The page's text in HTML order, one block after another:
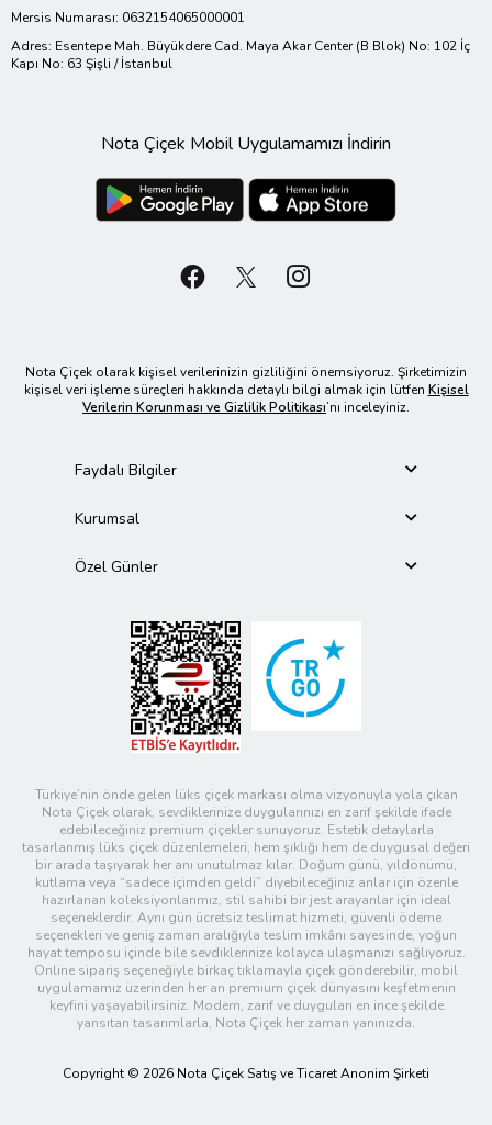
Mersis Numarası: 0632154065000001
Adres: Esentepe Mah. Büyükdere Cad. Maya Akar Center (B Blok) No: 102 İç
Kapı No: 63 Şişli / İstanbul
Nota Çiçek Mobil Uygulamamızı İndirin
Nota Çiçek olarak kişisel verilerinizin gizliliğini önemsiyoruz. Şirketimizin
kişisel veri işleme süreçleri hakkında detaylı bilgi almak için lütfen Kişisel
Verilerin Korunması ve Gizlilik Politikası’nı inceleyiniz.
Faydalı Bilgiler
Kurumsal
Özel Günler
Türkiye’nin önde gelen lüks çiçek markası olma vizyonuyla yola çıkan
Nota Çiçek olarak, sevdiklerinize duygularınızı en zarif şekilde ifade
edebileceğiniz premium çiçekler sunuyoruz. Estetik detaylarla
tasarlanmış lüks çiçek düzenlemeleri, hem şıklığı hem de duygusal değeri
bir arada taşıyarak her anı unutulmaz kılar. Doğum günü, yıldönümü,
kutlama veya “sadece içimden geldi” diyebileceğiniz anlar için özenle
hazırlanan koleksiyonlarımız, stil sahibi bir jest arayanlar için ideal
seçeneklerdir. Aynı gün ücretsiz teslimat hizmeti, güvenli ödeme
seçenekleri ve geniş zaman aralığıyla teslim imkânı sayesinde, yoğun
hayat temposu içinde bile sevdiklerinize kolayca ulaşmanızı sağlıyoruz.
Online sipariş seçeneğiyle birkaç tıklamayla çiçek gönderebilir, mobil
uygulamamız üzerinden her an premium çiçek dünyasını keşfetmenin
keyfini yaşayabilirsiniz. Modern, zarif ve duyguları en ince şekilde
yansıtan tasarımlarla, Nota Çiçek her zaman yanınızda.
Copyright © 2026 Nota Çiçek Satış ve Ticaret Anonim Şirketi